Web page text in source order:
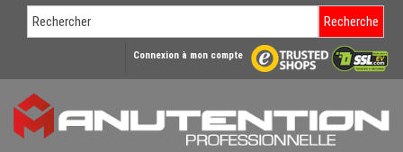
Recherche
Connexion à mon compte